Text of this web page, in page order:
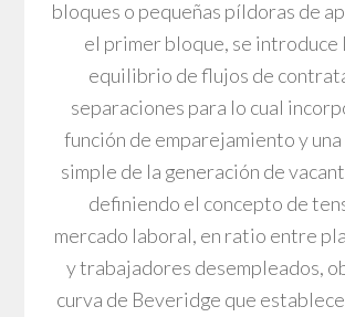
bloques o pequeñas píldoras de
el primer bloque, se introduce
equilibrio de flujos de
separaciones para lo cual
función de emparejamiento y
simple de la generación de
definiendo el concepto de
mercado laboral, en ratio entre
y trabajadores desempleados,
curva de Beveridge que